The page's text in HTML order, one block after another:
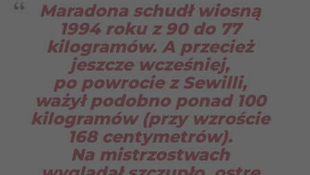
Maradona schudł wiosną
1994 roku z 90 do 77
kilogramów. A przecież
jeszcze wcześniej,
po powrocie z Sewilli,
ważył podobno ponad 100
kilogramów (przy wzroście
168 centymetrów).
Na mistrzostwach